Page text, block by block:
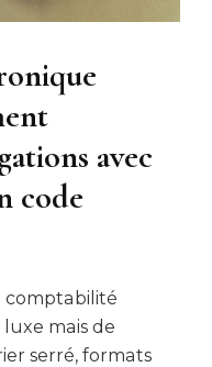
avec
code
comptabilité
mais de
serré, formats